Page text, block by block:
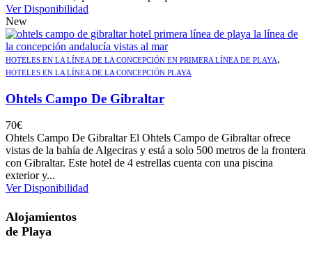
Ver Disponibilidad
New
HOTELES EN LA LÍNEA DE LA CONCEPCIÓN EN PRIMERA LÍNEA DE PLAYA,
HOTELES EN LA LÍNEA DE LA CONCEPCIÓN PLAYA
Ohtels Campo De Gibraltar
70€
Ohtels Campo De Gibraltar El Ohtels Campo de Gibraltar ofrece
vistas de la bahía de Algeciras y está a solo 500 metros de la frontera
con Gibraltar. Este hotel de 4 estrellas cuenta con una piscina
exterior y...
Ver Disponibilidad
Alojamientos
de Playa